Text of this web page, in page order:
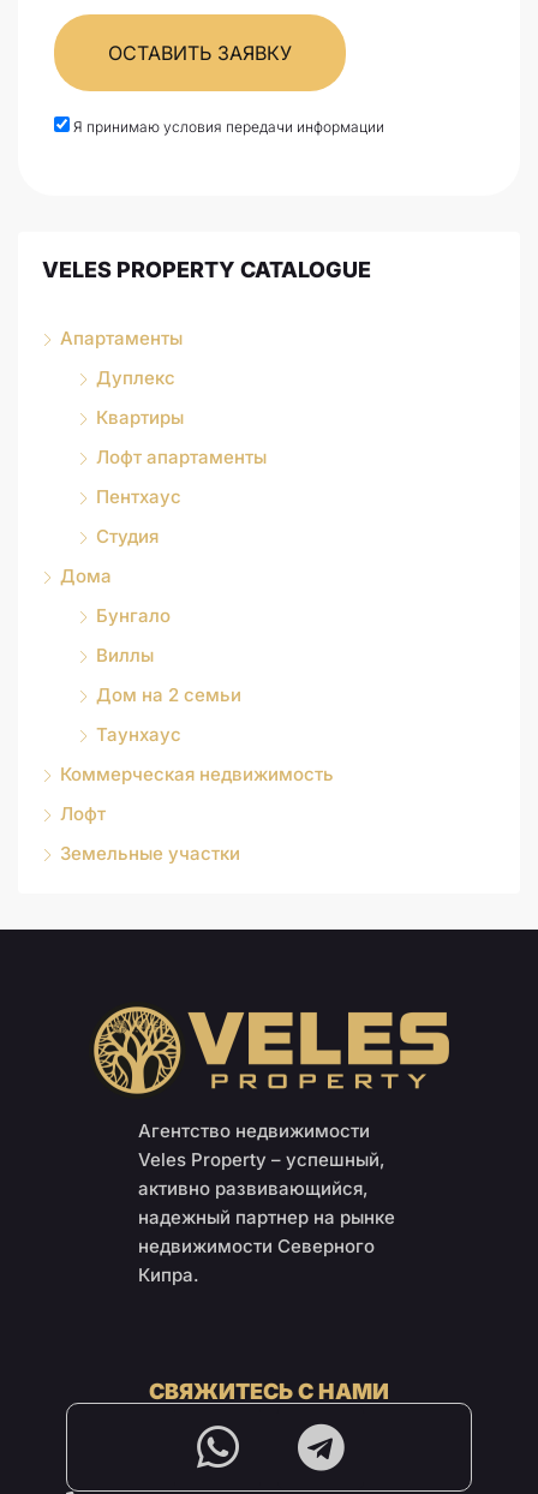
ОСТАВИТЬ ЗАЯВКУ
Я принимаю условия передачи информации
VELES PROPERTY CATALOGUE
Апартаменты
Дуплекс
Квартиры
Лофт апартаменты
Пентхаус
Студия
Дома
Бунгало
Виллы
Дом на 2 семьи
Таунхаус
Коммерческая недвижимость
Лофт
Земельные участки
Агентство недвижимости
Veles Property – успешный,
активно развивающийся,
надежный партнер на рынке
недвижимости Северного
Кипра.
СВЯЖИТЕСЬ С НАМИ